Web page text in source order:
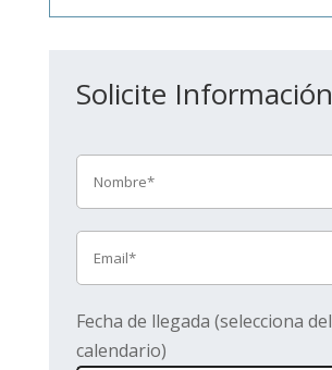
Solicite Información
Fecha de llegada (selecciona del
calendario)